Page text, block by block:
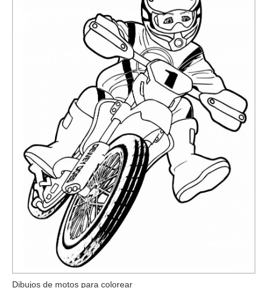
Dibujos de motos para colorear